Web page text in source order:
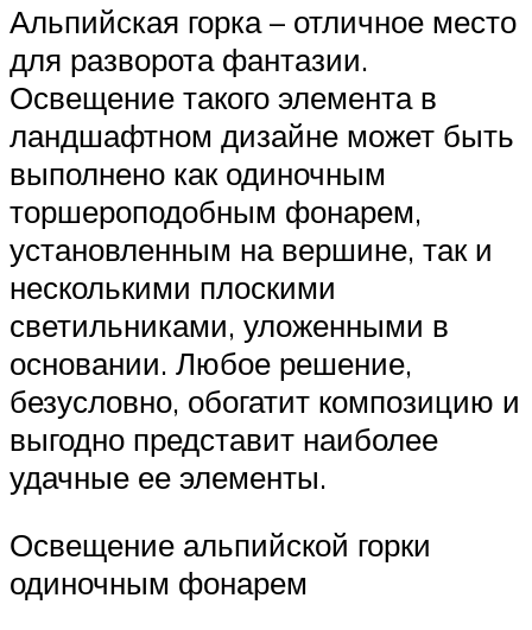
Альпийская горка – отличное место
для разворота фантазии.
Освещение такого элемента в
ландшафтном дизайне может быть
выполнено как одиночным
торшероподобным фонарем,
установленным на вершине, так и
несколькими плоскими
светильниками, уложенными в
основании. Любое решение,
безусловно, обогатит композицию и
выгодно представит наиболее
удачные ее элементы.
Освещение альпийской горки
одиночным фонарем